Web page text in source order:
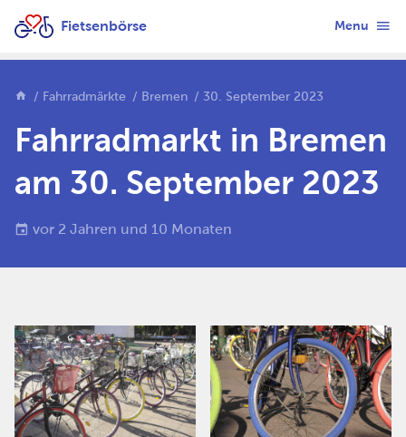
Fietsenbörse Menu
Fahrradmärkte Bremen 30. September 2023
Fahrradmarkt in Bremen
am 30. September 2023
vor 2 Jahren und 10 Monaten